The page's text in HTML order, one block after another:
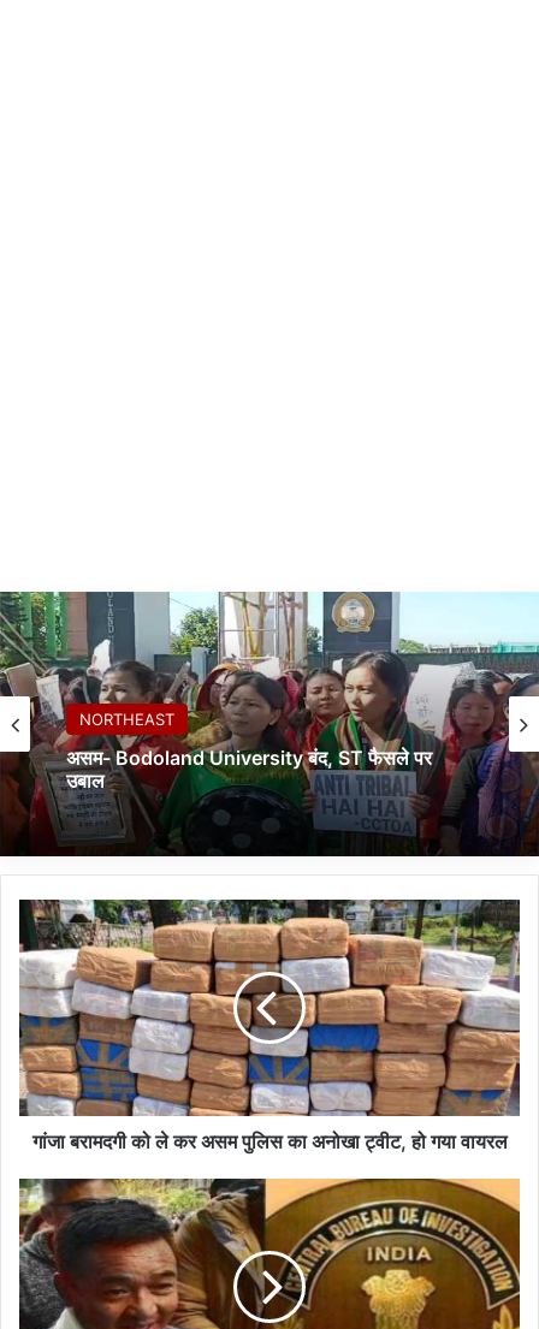
NORTHEAST
असम- Bodoland University बंद, ST फैसले पर
उबाल
गां
ब
रा
म
द
गी
को
ले
अ
स
म
पु
लि
स
गांजा बरामदगी को ले कर असम पुलिस का अनोखा ट्वीट, हो गया वायरल
सि
क्कि
म
में
सी
बी